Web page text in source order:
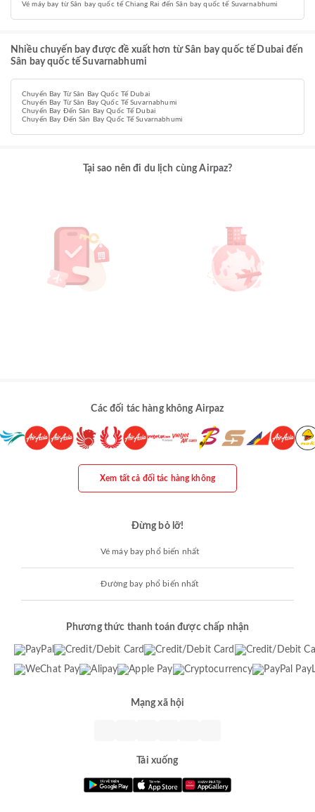
Vé máy bay từ Sân bay quốc tế Chiang Rai đến Sân bay quốc tế Suvarnabhumi
Nhiều chuyến bay được đề xuất hơn từ Sân bay quốc tế Dubai đến
Sân bay quốc tế Suvarnabhumi
Chuyến Bay Từ Sân Bay Quốc Tế Dubai
Chuyến Bay Từ Sân Bay Quốc Tế Suvarnabhumi
Chuyến Bay Đến Sân Bay Quốc Tế Dubai
Chuyến Bay Đến Sân Bay Quốc Tế Suvarnabhumi
Tại sao nên đi du lịch cùng Airpaz?
Các đối tác hàng không Airpaz
Xem tất cả đối tác hàng không
Đừng bỏ lỡ!
Vé máy bay phổ biến nhất
Đường bay phổ biến nhất
Phương thức thanh toán được chấp nhận
Mạng xã hội
Tải xuống